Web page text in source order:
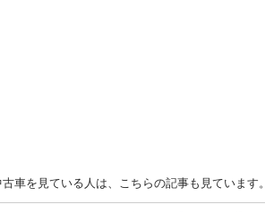
車を見ている人は、こちらの記事も見ています。